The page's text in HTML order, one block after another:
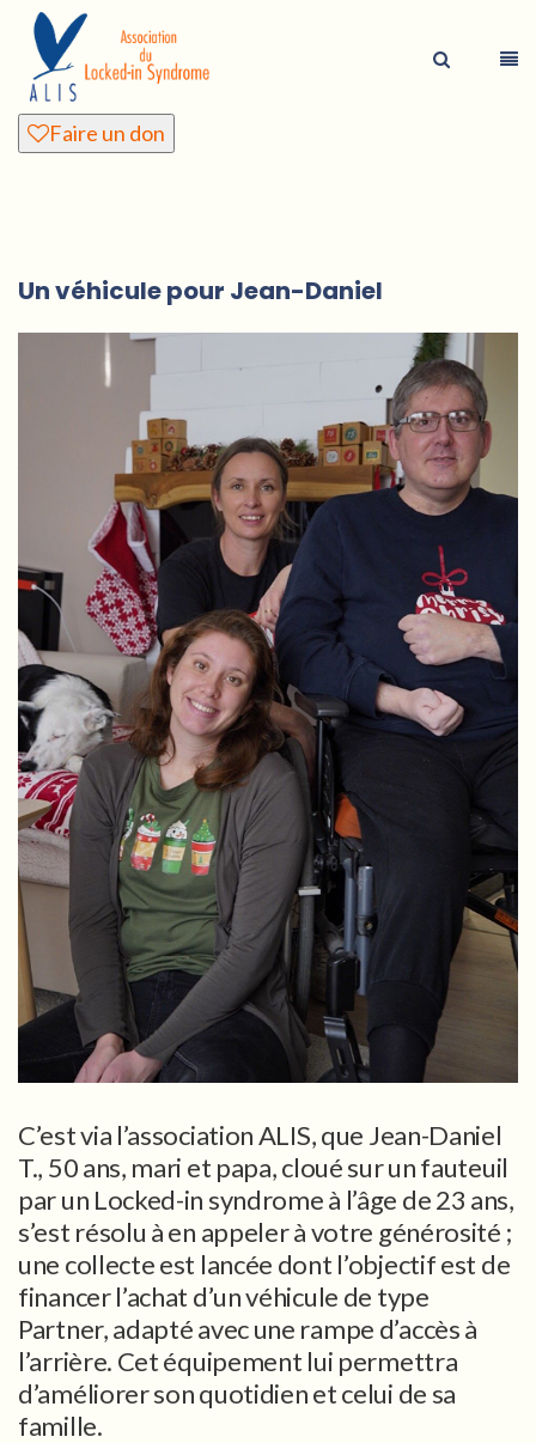
Faire un don
Un véhicule pour Jean-Daniel
C’est via l’association ALIS, que Jean-Daniel
T., 50 ans, mari et papa, cloué sur un fauteuil
par un Locked-in syndrome à l’âge de 23 ans,
s’est résolu à en appeler à votre générosité ;
une collecte est lancée dont l’objectif est de
financer l’achat d’un véhicule de type
Partner, adapté avec une rampe d’accès à
l’arrière. Cet équipement lui permettra
d’améliorer son quotidien et celui de sa
famille.